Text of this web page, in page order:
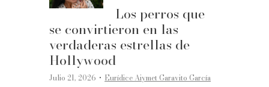
Los perros que
se convirtieron en las
verdaderas estrellas de
Hollywood
Julio 21, 2026 ·Eurídice Aiymet Garavito García